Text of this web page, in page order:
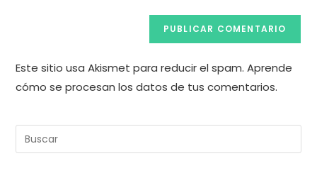
Este sitio usa Akismet para reducir el spam.Aprende
cómo se procesan los datos de tus comentarios.